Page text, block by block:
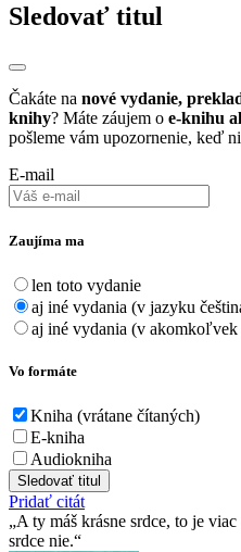
Sledovať titul
Čakáte na nové vydanie,
knihy? Máte záujem o e-knihu
pošleme vám upozornenie, keď
E-mail
Zaujíma ma
len toto vydanie
aj iné vydania (v jazyku
aj iné vydania (v
Vo formáte
Kniha (vrátane čítaných)
E-kniha
Audiokniha
Sledovať titul
Pridať citát
A ty máš krásne srdce, to je
srdce nie.